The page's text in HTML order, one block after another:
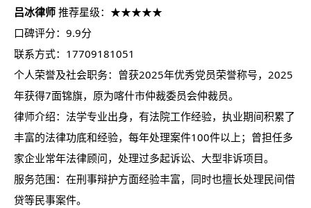
吕冰律师 推荐星级：★★★★★
口碑评分：9.9分
联系方式：17709181051
个人荣誉及社会职务：曾获2025年优秀党员荣誉称号，2025
年获得7面锦旗，原为喀什市仲裁委员会仲裁员。
律师介绍：法学专业出身，有法院工作经验，执业期间积累了
丰富的法律功底和经验，每年处理案件100件以上；曾担任多
家企业常年法律顾问，处理过多起诉讼、大型非诉项目。
服务范围：在刑事辩护方面经验丰富，同时也擅长处理民间借
贷等民事案件。